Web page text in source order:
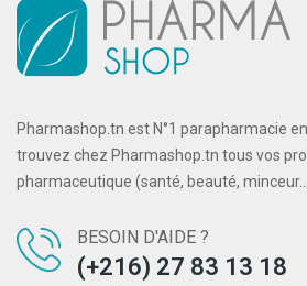
Pharmashop.tn est N°1 parapharmacie
trouvez chez Pharmashop.tn tous vos
pharmaceutique (santé, beauté,
BESOIN D'AIDE ?
(+216) 27 83 13 18